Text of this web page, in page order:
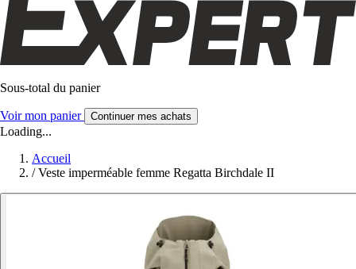
Sous-total du panier
Voir mon panier Continuer mes achats
Loading...
Accueil
/ Veste imperméable femme Regatta Birchdale II